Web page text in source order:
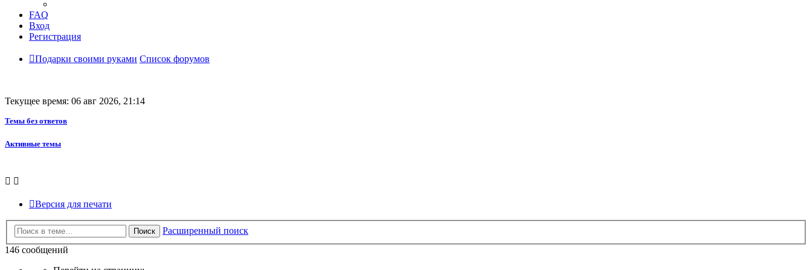
FAQ
Вход
Регистрация
Подарки своими руками Список форумов
Текущее время: 06 авг 2026, 21:14
Темы без ответов
Активные темы
Версия для печати
Поиск
Расширенный поиск
146 сообщений